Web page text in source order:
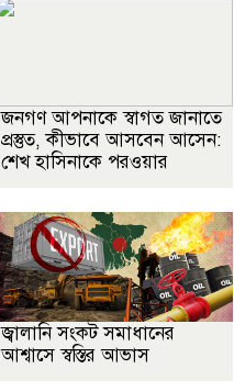
জনগণ আপনাকে স্বাগত জানাতে
প্রস্তুত, কীভাবে আসবেন আসেন:
শেখ হাসিনাকে পরওয়ার
জ্বালানি সংকট সমাধানের
আশ্বাসে স্বস্তির আভাস